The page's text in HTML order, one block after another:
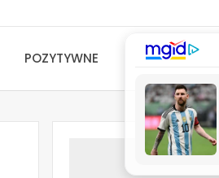
POZYTYWNE